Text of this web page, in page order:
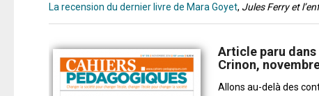
La recension du dernier livre de Mara Goyet, Jules Ferry et
Article paru
Crinon,
Allons au-delà des